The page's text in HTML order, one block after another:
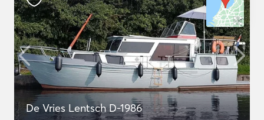
De Vries Lentsch D-1986